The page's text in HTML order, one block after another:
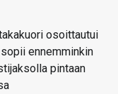
osoittautui
ennemminkin
pintaan